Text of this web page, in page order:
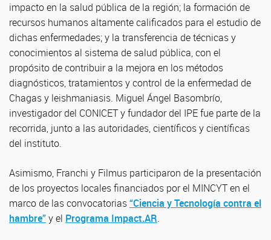
impacto en la salud pública de la región; la formación de
recursos humanos altamente calificados para el estudio de
dichas enfermedades; y la transferencia de técnicas y
conocimientos al sistema de salud pública, con el
propósito de contribuir a la mejora en los métodos
diagnósticos, tratamientos y control de la enfermedad de
Chagas y leishmaniasis. Miguel Ángel Basombrío,
investigador del CONICET y fundador del IPE fue parte de la
recorrida, junto a las autoridades, científicos y científicas
del instituto.
Asimismo, Franchi y Filmus participaron de la presentación
de los proyectos locales financiados por el MINCYT en el
marco de las convocatorias“Ciencia y Tecnología contra el
hambre”y el Programa Impact.AR.